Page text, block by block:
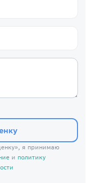
я принимаю
и политику